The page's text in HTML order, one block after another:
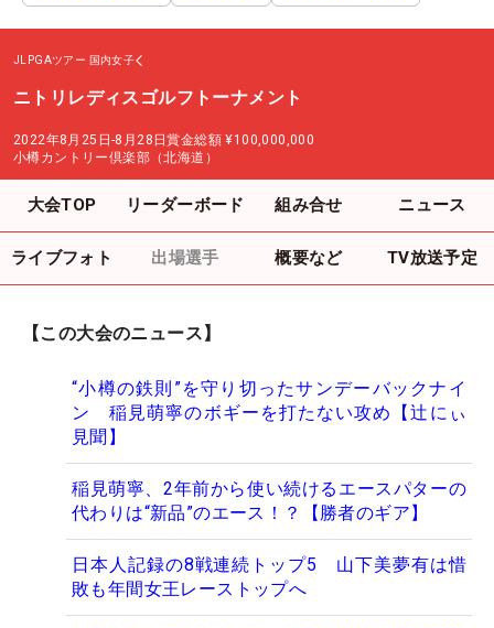
JLPGAツアー 国内女子
ニトリレディスゴルフトーナメント
2022年8月25日-8月28日賞金総額 ¥100,000,000
小樽カントリー倶楽部（北海道）
大会TOP リーダーボード 組み合せ ニュース
ライブフォト 出場選手 概要など TV放送予定
【この大会のニュース】
“小樽の鉄則”を守り切ったサンデーバックナイ
ン 稲見萌寧のボギーを打たない攻め【辻にぃ
見聞】
稲見萌寧、2年前から使い続けるエースパターの
代わりは“新品”のエース！？【勝者のギア】
日本人記録の8戦連続トップ5 山下美夢有は惜
敗も年間女王レーストップへ